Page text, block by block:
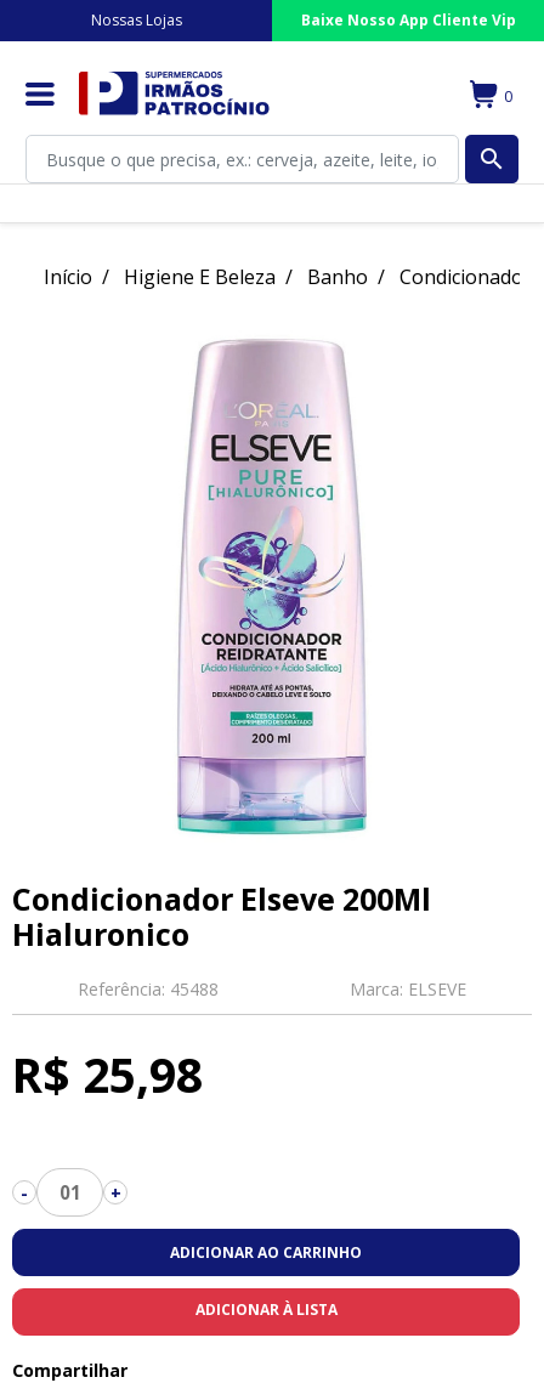
Nossas Lojas Baixe Nosso App Cliente Vip
0
search
Início Higiene E Beleza Banho Condicionador
Condicionador Elseve 200Ml
Hialuronico
Referência: 45488 Marca: ELSEVE
R$ 25,98
- 01 +
ADICIONAR AO CARRINHO
ADICIONAR À LISTA
Compartilhar